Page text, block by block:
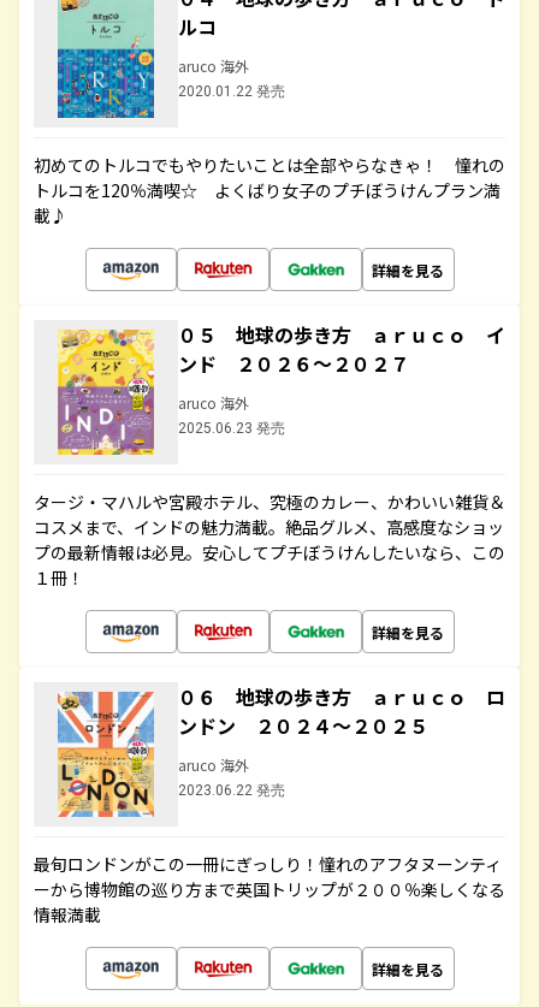
ルコ
aruco 海外
2020.01.22 発売
初めてのトルコでもやりたいことは全部やらなきゃ！ 憧れの
トルコを120％満喫☆ よくばり女子のプチぼうけんプラン満
載♪
詳細を見る
０５ 地球の歩き方 ａｒｕｃｏ イ
ンド ２０２６～２０２７
aruco 海外
2025.06.23 発売
タージ・マハルや宮殿ホテル、究極のカレー、かわいい雑貨＆
コスメまで、インドの魅力満載。絶品グルメ、高感度なショッ
プの最新情報は必見。安心してプチぼうけんしたいなら、この
１冊！
詳細を見る
０６ 地球の歩き方 ａｒｕｃｏ ロ
ンドン ２０２４～２０２５
aruco 海外
2023.06.22 発売
最旬ロンドンがこの一冊にぎっしり！憧れのアフタヌーンティ
ーから博物館の巡り方まで英国トリップが２００％楽しくなる
情報満載
詳細を見る